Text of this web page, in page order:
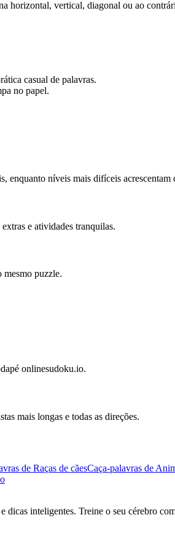
horizontal, vertical, diagonal ou ao
casual de palavras.
no papel.
enquanto níveis mais difíceis acrescentam
e atividades tranquilas.
mesmo puzzle.
onlinesudoku.io.
mais longas e todas as direções.
de Raças de cãesCaça-palavras de
inteligentes. Treine o seu cérebro